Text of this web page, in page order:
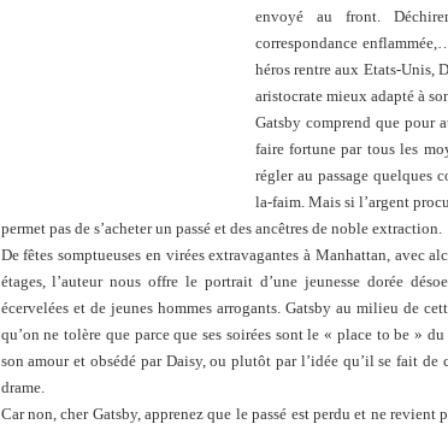
envoyé au front.
correspondance
héros rentre aux Etats-Unis,
aristocrate mieux adapté à
Gatsby comprend que pour
faire fortune par tous les
régler au passage quelques
la-faim. Mais si l’argent
permet pas de s’acheter un passé et des ancêtres de noble extraction.
De fêtes somptueuses en virées extravagantes à Manhattan, avec
étages, l’auteur nous offre le portrait d’une jeunesse dorée
écervelées et de jeunes hommes arrogants. Gatsby au milieu de
qu’on ne tolère que parce que ses soirées sont le « place to be »
son amour et obsédé par Daisy, ou plutôt par l’idée qu’il se fait de
drame.
Car non, cher Gatsby, apprenez que le passé est perdu et ne revient